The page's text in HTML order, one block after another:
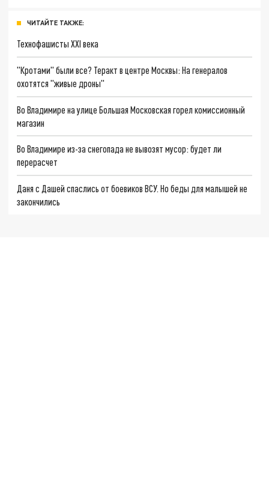
ЧИТАЙТЕ ТАКЖЕ:
Технофашисты XXI века
"Кротами" были все? Теракт в центре Москвы: На генералов
охотятся "живые дроны"
Во Владимире на улице Большая Московская горел комиссионный
магазин
Во Владимире из-за снегопада не вывозят мусор: будет ли
перерасчет
Даня с Дашей спаслись от боевиков ВСУ. Но беды для малышей не
закончились